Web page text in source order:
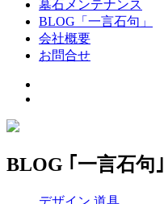
墓石メンテナンス
BLOG「一言石句」
会社概要
お問合せ
BLOG ｢一言石句｣
デザイン 道具